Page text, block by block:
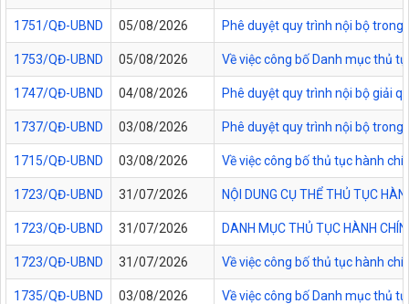
1751/QĐ-UBND 05/08/2026 Phê duyệt quy trình nội bộ
1753/QĐ-UBND 05/08/2026 Về việc công bố Danh mục thủ
1747/QĐ-UBND 04/08/2026 Phê duyệt quy trình nội bộ giải
1737/QĐ-UBND 03/08/2026 Phê duyệt quy trình nội bộ
1715/QĐ-UBND 03/08/2026 Về việc công bố thủ tục hành
1723/QĐ-UBND 31/07/2026 NỘI DUNG CỤ THỂ THỦ TỤC
1723/QĐ-UBND 31/07/2026 DANH MỤC THỦ TỤC HÀNH
1723/QĐ-UBND 31/07/2026 Về việc công bố thủ tục hành
1735/QĐ-UBND 03/08/2026 Về việc công bố Danh mục thủ